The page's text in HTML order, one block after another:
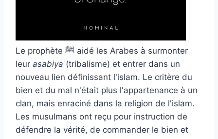
Le prophète ﷺ aidé les Arabes à surmonter
leur asabiya (tribalisme) et entrer dans un
nouveau lien définissant l'islam. Le critère du
bien et du mal n'était plus l'appartenance à un
clan, mais enraciné dans la religion de l'islam.
Les musulmans ont reçu pour instruction de
défendre la vérité, de commander le bien et